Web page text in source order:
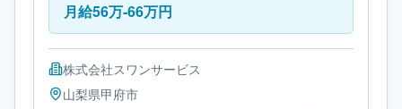
月給56万-66万円
株式会社スワンサービス
山梨県甲府市